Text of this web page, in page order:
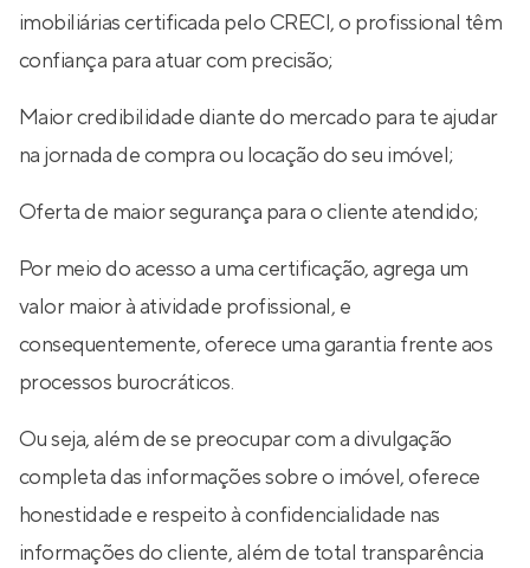
imobiliárias certificada pelo CRECI, o profissional têm
confiança para atuar com precisão;
Maior credibilidade diante do mercado para te ajudar
na jornada de compra ou locação do seu imóvel;
Oferta de maior segurança para o cliente atendido;
Por meio do acesso a uma certificação, agrega um
valor maior à atividade profissional, e
consequentemente, oferece uma garantia frente aos
processos burocráticos.
Ou seja, além de se preocupar com a divulgação
completa das informações sobre o imóvel, oferece
honestidade e respeito à confidencialidade nas
informações do cliente, além de total transparência